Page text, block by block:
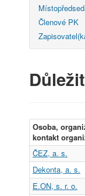
Členové PK
Osoba,
kontakt
ČEZ, a. s.
Dekonta, a. s.
E.ON, s. r. o.